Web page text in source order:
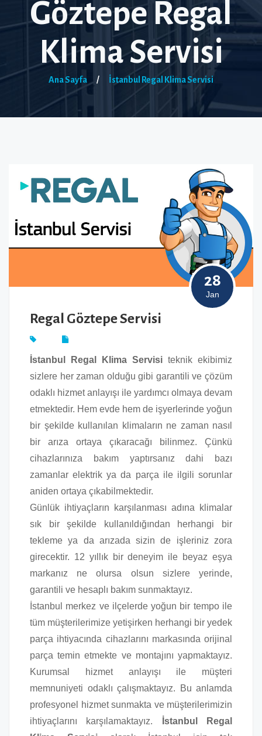
Göztepe Regal
Klima Servisi
Ana Sayfa / İstanbul Regal Klima Servisi
28
Jan
Regal Göztepe Servisi
İstanbul Regal Klima Servisi teknik ekibimiz
sizlere her zaman olduğu gibi garantili ve çözüm
odaklı hizmet anlayışı ile yardımcı olmaya devam
etmektedir. Hem evde hem de işyerlerinde yoğun
bir şekilde kullanılan klimaların ne zaman nasıl
bir arıza ortaya çıkaracağı bilinmez. Çünkü
cihazlarınıza bakım yaptırsanız dahi bazı
zamanlar elektrik ya da parça ile ilgili sorunlar
aniden ortaya çıkabilmektedir.
Günlük ihtiyaçların karşılanması adına klimalar
sık bir şekilde kullanıldığından herhangi bir
tekleme ya da arızada sizin de işleriniz zora
girecektir. 12 yıllık bir deneyim ile beyaz eşya
markanız ne olursa olsun sizlere yerinde,
garantili ve hesaplı bakım sunmaktayız.
İstanbul merkez ve ilçelerde yoğun bir tempo ile
tüm müşterilerimize yetişirken herhangi bir yedek
parça ihtiyacında cihazlarını markasında orijinal
parça temin etmekte ve montajını yapmaktayız.
Kurumsal hizmet anlayışı ile müşteri
memnuniyeti odaklı çalışmaktayız. Bu anlamda
profesyonel hizmet sunmakta ve müşterilerimizin
ihtiyaçlarını karşılamaktayız.
İstanbul Regal